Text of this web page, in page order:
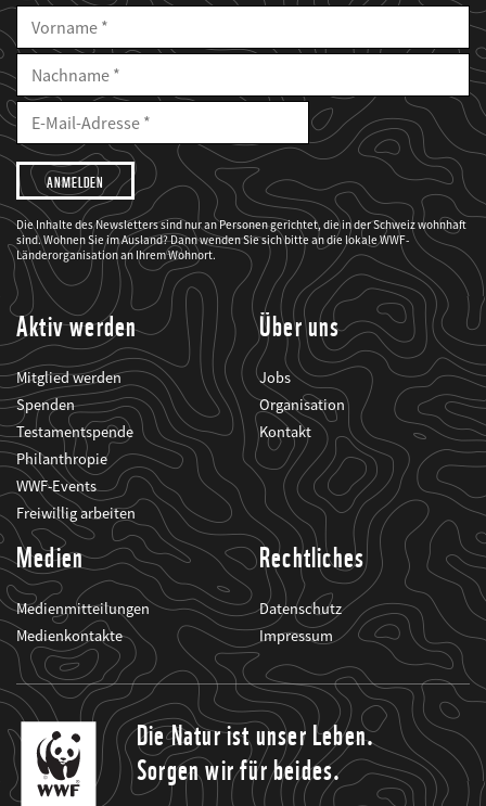
Vorname
Nachname
E-
Mailadresse
E-
Adresse
Ich
möchte,
dass
der
WWF
mich
über
seine
Projekte
informiert.
Die Inhalte des Newsletters sind nur an Personen gerichtet, die in der Schweiz wohnhaft
sind. Wohnen Sie im Ausland? Dann wenden Sie sich bitte an die lokale WWF-
Länderorganisation an Ihrem Wohnort.
Aktiv werden
Mitglied werden
Spenden
Testamentspende
Philanthropie
WWF-Events
Freiwillig arbeiten
Über uns
Jobs
Organisation
Kontakt
Medien
Medienmitteilungen
Medienkontakte
Rechtliches
Datenschutz
Impressum
Die Natur ist unser Leben.
Sorgen wir für beides.